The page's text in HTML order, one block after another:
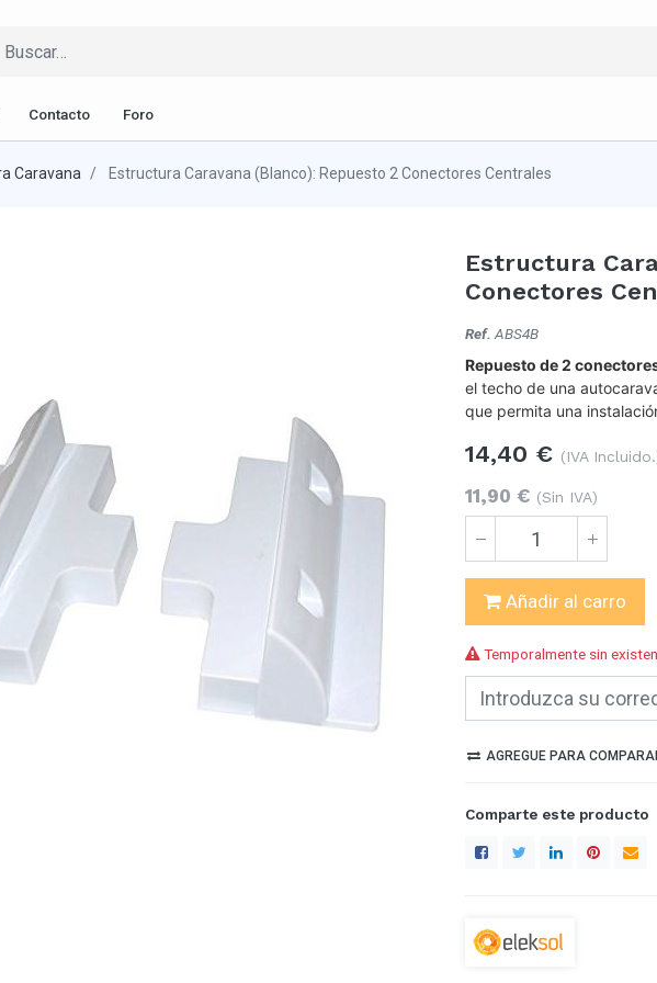
Contacto Foro
Caravana Estructura Caravana (Blanco): Repuesto 2 Conectores Centrales
Estructura
Conectores
Ref. ABS4B
Repuesto de 2
el techo de una
que permita una
14,40 € (IVA
11,90 € (Sin IVA)
Añadir al carro
Temporalmente sin
AGREGUE PARA
Comparte este producto